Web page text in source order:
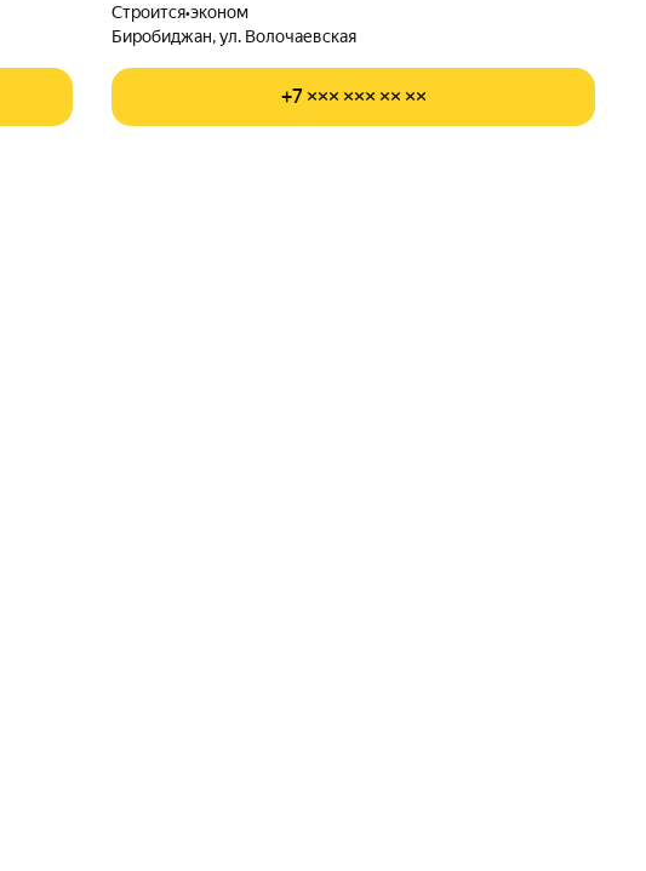
Строится•эконом
Биробиджан, ул. Волочаевская
+7 ××× ××× ×× ××